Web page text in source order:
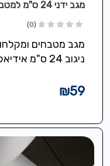
מגב ידני 24 ס"מ למטבח ולמקלחת לולאה לתליה
(0)
מגב מטבחים
ניגוב 24 ס"מ
₪59